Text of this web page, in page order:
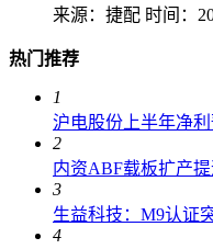
来源：捷配 时间：
热门推荐
1
沪电股份上半年净
2
内资ABF载板扩产
3
生益科技：M9认证
4